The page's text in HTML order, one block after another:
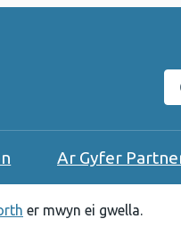
Ar Gyfer
er mwyn ei gwella.